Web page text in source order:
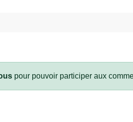
pour pouvoir participer aux